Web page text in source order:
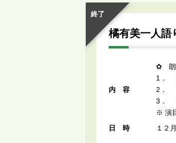
終了
橘有美一人語
内容
✿ 朗
1．
2．
3．
※ 演
日時
１２